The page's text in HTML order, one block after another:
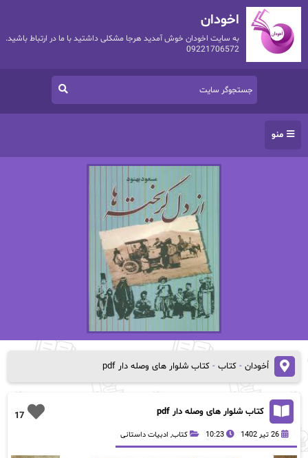
اخودان
به سایت اخودان خوش آمدید هرجا مشکلی داشتید با ما در ارتباط باشید.
09221706572
منو
اُخودان- کتاب- کتاب شلوار های وصله دار pdf
17 کتاب شلوار های وصله دار pdf
26 تیر 1402 10:23 کتاب, ادبیات داستانی